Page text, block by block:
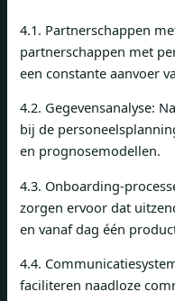
4.1. Partnerschappen
partnerschappen met
een constante aanvoer
4.2. Gegevensanalyse:
bij de
en prognosemodellen.
4.3. Onboarding-
zorgen ervoor dat
en vanaf dag één
4.4.
faciliteren naadloze